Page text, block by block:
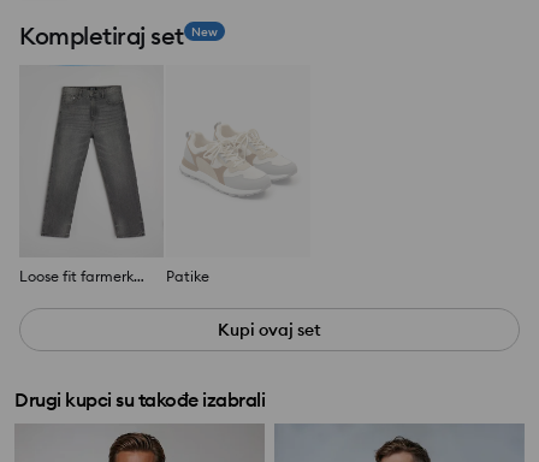
Kompletiraj set New
Loose fit farmerke sa efektom pranja Patike
Kupi ovaj set
Drugi kupci su takođe izabrali